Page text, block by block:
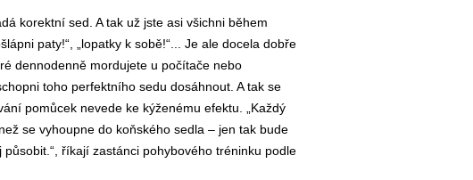
korektní sed. A tak už jste asi všichni během
paty!“, „lopatky k sobě!“... Je ale docela dobře
dennodenně mordujete u počítače nebo
toho perfektního sedu dosáhnout. A tak se
pomůcek nevede ke kýženému efektu. „Každý
se vyhoupne do koňského sedla – jen tak bude
říkají zastánci pohybového tréninku podle